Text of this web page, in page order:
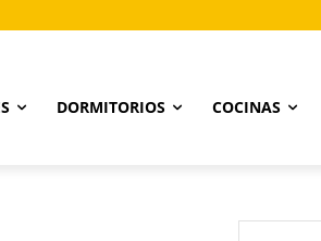
DORMITORIOS COCINAS